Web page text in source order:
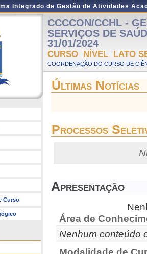
Integrado de Gestão de Atividades
Curso
CCCCON/CCHL -
SERVIÇOS DE
31/01/2024
CURSO NÍVEL LATO
COORDENAÇÃO DO CURSO DE
Últimas Notícias
Processos
Apresentação
Área de
Nenhum conteúdo